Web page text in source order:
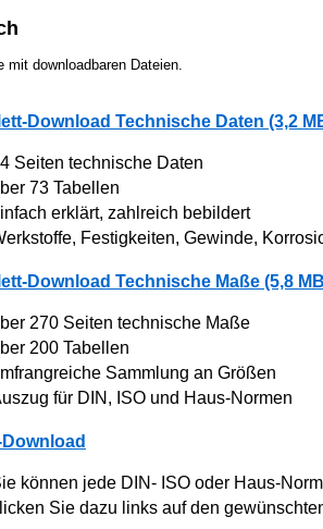
mit downloadbaren Dateien.
Download Technische Daten (3,2
Seiten technische Daten
73 Tabellen
erklärt, zahlreich bebildert
Festigkeiten, Gewinde,
Download Technische Maße (5,8
270 Seiten technische Maße
200 Tabellen
Sammlung an Größen
für DIN, ISO und Haus-Normen
können jede DIN- ISO oder Haus-
Sie dazu links auf den